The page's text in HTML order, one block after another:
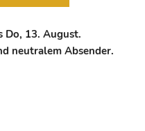
Do, 13. August.
neutralem Absender.